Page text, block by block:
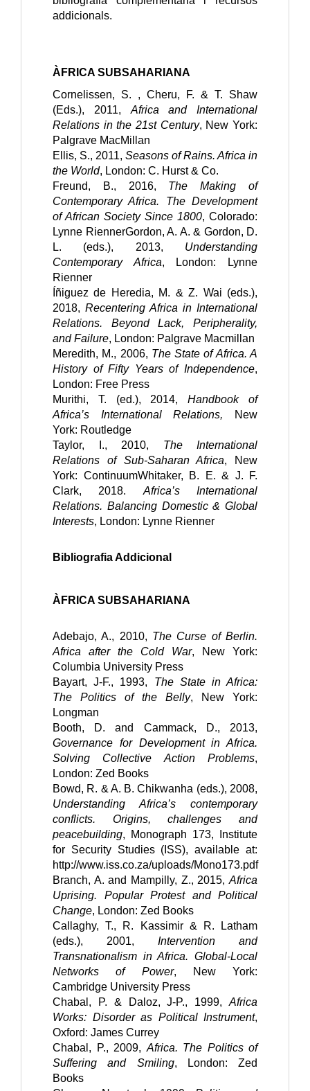
addicionals.
ÀFRICA SUBSAHARIANA
Cornelissen, S. , Cheru, F. & T. Shaw
(Eds.), 2011, Africa and International
Relations in the 21st Century, New York:
Palgrave MacMillan
Ellis, S., 2011, Seasons of Rains. Africa in
the World, London: C. Hurst & Co.
Freund, B., 2016, The Making of
Contemporary Africa. The Development
of African Society Since 1800, Colorado:
Lynne RiennerGordon, A. A. & Gordon, D.
L. (eds.), 2013, Understanding
Contemporary Africa, London: Lynne
Rienner
Íñiguez de Heredia, M. & Z. Wai (eds.),
2018, Recentering Africa in International
Relations. Beyond Lack, Peripherality,
and Failure, London: Palgrave Macmillan
Meredith, M., 2006, The State of Africa. A
History of Fifty Years of Independence,
London: Free Press
Murithi, T. (ed.), 2014, Handbook of
Africa’s International Relations,
New
York: Routledge
Taylor, I., 2010, The International
Relations of Sub-Saharan Africa, New
York: ContinuumWhitaker, B. E. & J. F.
Clark, 2018. Africa’s International
Relations. Balancing Domestic & Global
Interests, London: Lynne Rienner
Bibliografia Addicional
ÀFRICA SUBSAHARIANA
Adebajo, A., 2010, The Curse of Berlin.
Africa after the Cold War, New York:
Columbia University Press
Bayart, J-F., 1993, The State in Africa:
The Politics of the Belly, New York:
Longman
Governance for Development in Africa.
Solving Collective Action Problems,
London: Zed Books
Understanding Africa’s contemporary
conflicts. Origins, challenges and
peacebuilding, Monograph 173, Institute
http://www.iss.co.za/uploads/Mono173.pdf
Branch, A. and Mampilly, Z., 2015, Africa
Uprising. Popular Protest and Political
Change, London: Zed Books
Callaghy, T., R. Kassimir & R. Latham
(eds.), 2001, Intervention and
Transnationalism in Africa. Global-Local
Networks of Power, New York:
Cambridge University Press
Chabal, P. & Daloz, J-P., 1999, Africa
Works: Disorder as Political Instrument,
Oxford: James Currey
Chabal, P., 2009, Africa. The Politics of
Suffering and Smiling, London: Zed
Books